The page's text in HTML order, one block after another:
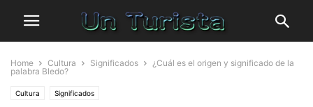
Home Cultura Significados
¿Cuál es el origen y significado de la
palabra Bledo?
Cultura Significados